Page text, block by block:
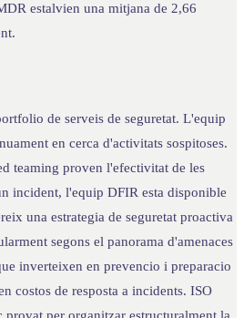
estalvien una mitjana de 2,66
de serveis de seguretat. L'equip
en cerca d'activitats sospitoses.
teaming proven l'efectivitat de les
incident, l'equip DFIR esta disponible
una estrategia de seguretat proactiva
segons el panorama d'amenaces
inverteixen en prevencio i preparacio
costos de resposta a incidents. ISO